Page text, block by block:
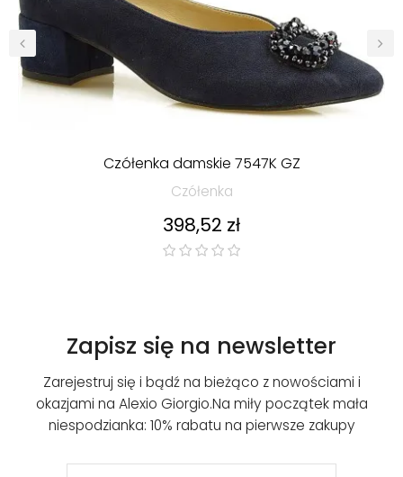
Czółenka damskie 7547K GZ
Czółenka
Cena
398,52 zł
‹ ›
Zapisz się na newsletter
Zarejestruj się i bądź na bieżąco z nowościami i
okazjami na Alexio Giorgio.Na miły początek mała
niespodzianka: 10% rabatu na pierwsze zakupy